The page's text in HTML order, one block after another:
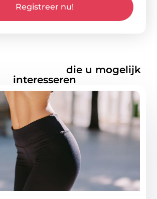
Registreer nu!
die u mogelijk
interesseren